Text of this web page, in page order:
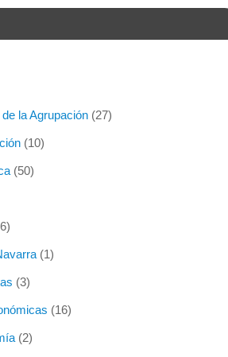
la Agrupación(27)
(10)
(50)
(1)
(3)
(16)
(2)